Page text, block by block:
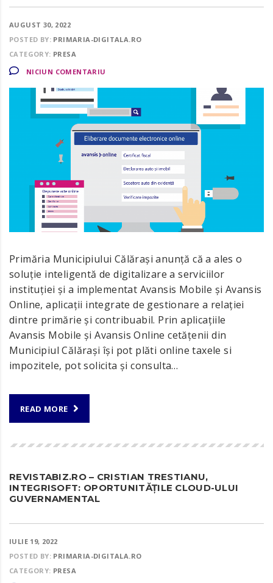
AUGUST 30, 2022
POSTED BY: PRIMARIA-DIGITALA.RO
CATEGORY: PRESA
NICIUN COMENTARIU
Primăria Municipiului Călărași anunță că a ales o
soluție inteligentă de digitalizare a serviciilor
instituției și a implementat Avansis Mobile şi Avansis
Online, aplicații integrate de gestionare a relației
dintre primărie și contribuabil. Prin aplicațiile
Avansis Mobile şi Avansis Online cetățenii din
Municipiul Călărași își pot plăti online taxele si
impozitele, pot solicita şi consulta…
READ MORE
REVISTABIZ.RO – CRISTIAN TRESTIANU,
INTEGRISOFT: OPORTUNITĂȚILE CLOUD-ULUI
GUVERNAMENTAL
IULIE 19, 2022
POSTED BY: PRIMARIA-DIGITALA.RO
CATEGORY: PRESA